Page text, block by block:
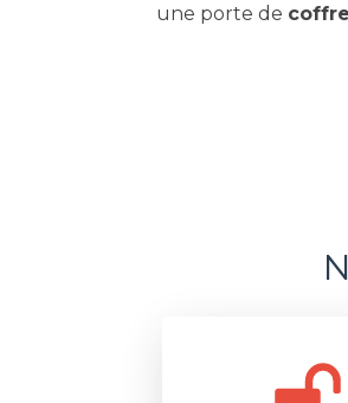
une porte de